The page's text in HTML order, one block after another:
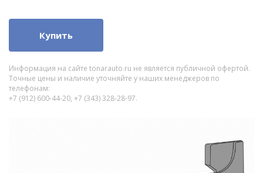
Купить
Информация на сайте tonarauto.ru не является публичной офертой.
Точные цены и наличие уточняйте у наших менеджеров по
телефонам:
+7 (912) 600-44-20, +7 (343) 328-28-97.